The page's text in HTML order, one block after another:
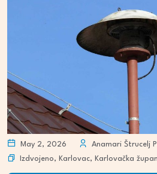
May 2, 2026
Anamari Štrucelj
Izdvojeno, Karlovac, Karlovačka